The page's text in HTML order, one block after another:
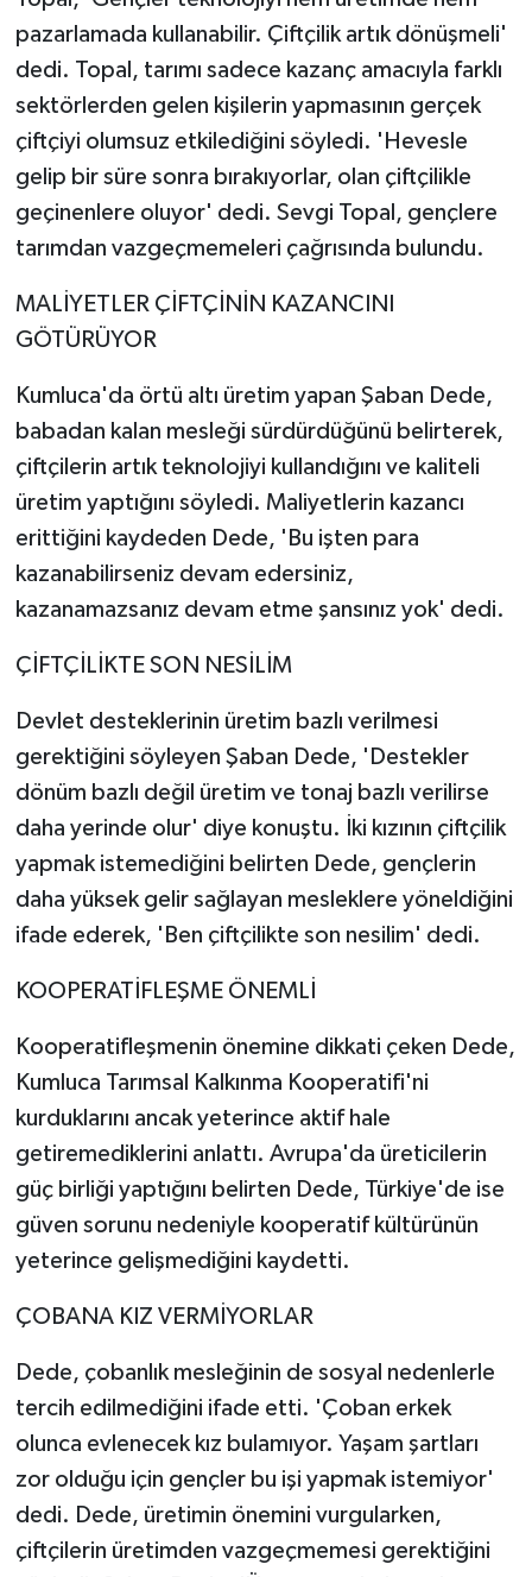
pazarlamada kullanabilir. Çiftçilik artık dönüşmeli'
dedi. Topal, tarımı sadece kazanç amacıyla farklı
sektörlerden gelen kişilerin yapmasının gerçek
çiftçiyi olumsuz etkilediğini söyledi. 'Hevesle
gelip bir süre sonra bırakıyorlar, olan çiftçilikle
geçinenlere oluyor' dedi. Sevgi Topal, gençlere
tarımdan vazgeçmemeleri çağrısında bulundu.
MALİYETLER ÇİFTÇİNİN KAZANCINI
GÖTÜRÜYOR
Kumluca'da örtü altı üretim yapan Şaban Dede,
babadan kalan mesleği sürdürdüğünü belirterek,
çiftçilerin artık teknolojiyi kullandığını ve kaliteli
üretim yaptığını söyledi. Maliyetlerin kazancı
erittiğini kaydeden Dede, 'Bu işten para
kazanabilirseniz devam edersiniz,
kazanamazsanız devam etme şansınız yok' dedi.
ÇİFTÇİLİKTE SON NESİLİM
Devlet desteklerinin üretim bazlı verilmesi
gerektiğini söyleyen Şaban Dede, 'Destekler
dönüm bazlı değil üretim ve tonaj bazlı verilirse
daha yerinde olur' diye konuştu. İki kızının çiftçilik
yapmak istemediğini belirten Dede, gençlerin
daha yüksek gelir sağlayan mesleklere yöneldiğini
ifade ederek, 'Ben çiftçilikte son nesilim' dedi.
KOOPERATİFLEŞME ÖNEMLİ
Kooperatifleşmenin önemine dikkati çeken Dede,
Kumluca Tarımsal Kalkınma Kooperatifi'ni
kurduklarını ancak yeterince aktif hale
getiremediklerini anlattı. Avrupa'da üreticilerin
güç birliği yaptığını belirten Dede, Türkiye'de ise
güven sorunu nedeniyle kooperatif kültürünün
yeterince gelişmediğini kaydetti.
ÇOBANA KIZ VERMİYORLAR
Dede, çobanlık mesleğinin de sosyal nedenlerle
tercih edilmediğini ifade etti. 'Çoban erkek
olunca evlenecek kız bulamıyor. Yaşam şartları
zor olduğu için gençler bu işi yapmak istemiyor'
dedi. Dede, üretimin önemini vurgularken,
çiftçilerin üretimden vazgeçmemesi gerektiğini